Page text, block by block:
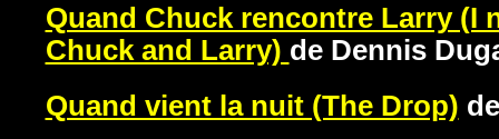
Quand Chuck rencontre Larry (I
Chuck and Larry) de Dennis
Quand vient la nuit (The Drop)